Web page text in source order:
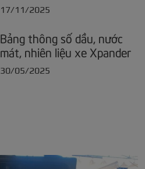
17/11/2025
Bảng thông số dầu, nước
mát, nhiên liệu xe Xpander
30/05/2025